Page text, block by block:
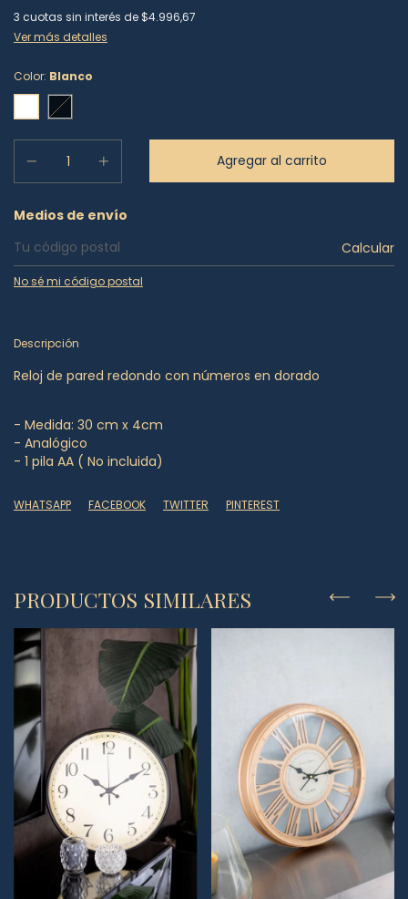
3 cuotas sin interés de $4.996,67
Ver más detalles
Color: Blanco
Entregas para el CP:
Medios de envío
Calcular
No sé mi código postal
Descripción
Reloj de pared redondo con números en dorado
- Medida: 30 cm x 4cm
- Analógico
- 1 pila AA ( No incluida)
WHATSAPP FACEBOOK TWITTER PINTEREST
PRODUCTOS SIMILARES